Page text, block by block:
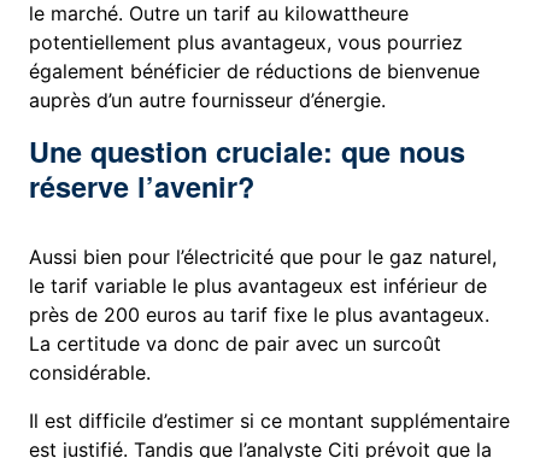
le marché. Outre un tarif au kilowattheure
potentiellement plus avantageux, vous pourriez
également bénéficier de réductions de bienvenue
auprès d’un autre fournisseur d’énergie.
Une question cruciale: que nous
réserve l’avenir?
Aussi bien pour l’électricité que pour le gaz naturel,
le tarif variable le plus avantageux est inférieur de
près de 200 euros au tarif fixe le plus avantageux.
La certitude va donc de pair avec un surcoût
considérable.
Il est difficile d’estimer si ce montant supplémentaire
est justifié. Tandis que l’analyste Citi prévoit que la